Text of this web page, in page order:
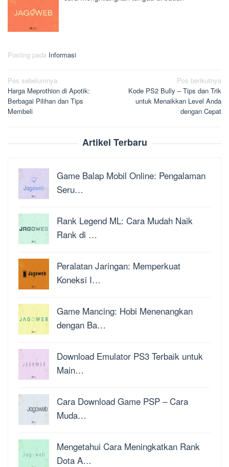
Posting pada Informasi
Navigasi
pos
Pos sebelumnya
Harga Meprothion di Apotik:
Berbagai Pilihan dan Tips
Membeli
Pos berikutnya
Kode PS2 Bully – Tips dan Trik
untuk Menaikkan Level Anda
dengan Cepat
Artikel Terbaru
Game Balap Mobil Online: Pengalaman
Seru…
Rank Legend ML: Cara Mudah Naik
Rank di …
Peralatan Jaringan: Memperkuat
Koneksi I…
Game Mancing: Hobi Menenangkan
dengan Ba…
Download Emulator PS3 Terbaik untuk
Main…
Cara Download Game PSP – Cara
Muda…
Mengetahui Cara Meningkatkan Rank
Dota A…